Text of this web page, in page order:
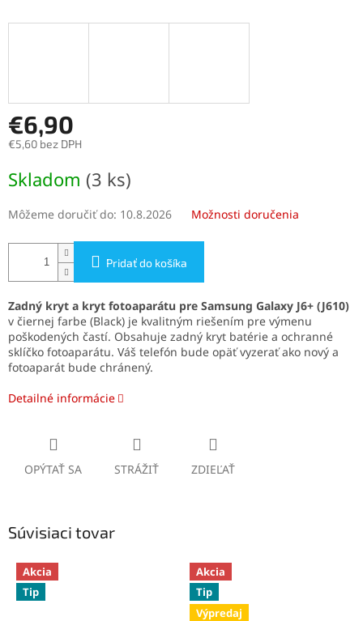
€6,90
€5,60 bez DPH
cena:
Skladom (3 ks)
Môžeme doručiť do: 10.8.2026 Možnosti doručenia
Pridať do košíka
Zadný kryt a kryt fotoaparátu pre Samsung Galaxy J6+ (J610)
v čiernej farbe (Black) je kvalitným riešením pre výmenu
poškodených častí. Obsahuje zadný kryt batérie a ochranné
sklíčko fotoaparátu. Váš telefón bude opäť vyzerať ako nový a
fotoaparát bude chránený.
Detailné informácie
OPÝTAŤ SA STRÁŽIŤ ZDIEĽAŤ
Súvisiaci tovar
Akcia
Tip
Akcia
Tip
Výpredaj